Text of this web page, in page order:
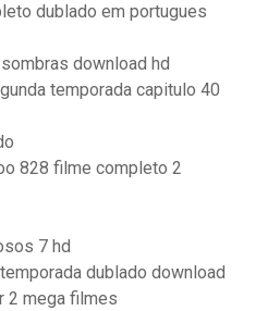
dublado em portugues
download hd
temporada capitulo 40
828 filme completo 2
7 hd
dublado download
2 mega filmes